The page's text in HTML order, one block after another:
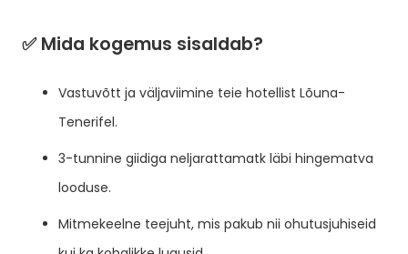
✅ Mida kogemus sisaldab?
Vastuvõtt ja väljaviimine teie hotellist Lõuna-
Tenerifel.
3-tunnine giidiga neljarattamatk läbi hingematva
looduse.
Mitmekeelne teejuht, mis pakub nii ohutusjuhiseid